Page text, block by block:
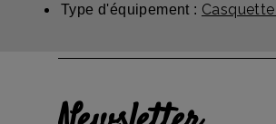
Type d'équipement :